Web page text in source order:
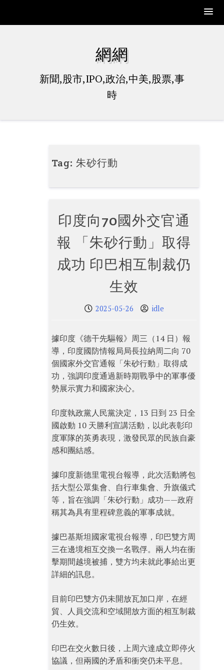
網網
新聞,股市,IPO,政治,中美,股票,事
時
Tag: 朱砂行動
印度向70國外交官通
報 「朱砂行動」取得
成功 印巴相互制裁仍
生效
2025-05-26 idle
據印度《德干先驅報》周三（14 日）報
導，印度國防情報局局長拉納周二向 70
個國家外交官通報「朱砂行動」取得成
功，強調印度通過新時期戰爭中的軍事優
勢展示實力和國家決心。
印度執政黨人民黨決定，13 日到 23 日全
國啟動 10 天勝利宣講活動，以此表彰印
度軍隊的英勇表現，激發民眾的民族自豪
感和團結感。
據印度新德里電視台報導，此次活動將包
括大型公眾集會、自行車集會、升旗儀式
等，旨在強調「朱砂行動」成功——政府
稱其為具有里程碑意義的軍事成就。
據巴基斯坦國家電視台報導，印巴雙方周
三在邊境相互交換一名戰俘。兩人均在衝
擊期間越境被捕，雙方均未就此事給出更
詳細的訊息。
目前印巴雙方仍未開放瓦加口岸，在經
貿、人員交流和空域開放方面的相互制裁
仍生效。
印巴在交火數日後，上周六達成立即停火
協議，但兩國的矛盾和衝突仍未平息。